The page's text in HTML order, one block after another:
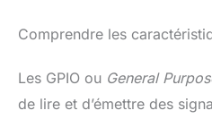
Comprendre les
Les GPIO ou General
de lire et d’émettre des